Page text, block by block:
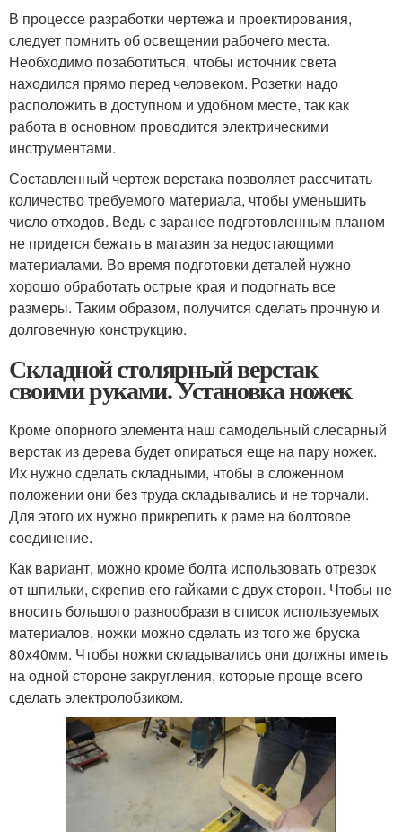
В процессе разработки чертежа и проектирования,
следует помнить об освещении рабочего места.
Необходимо позаботиться, чтобы источник света
находился прямо перед человеком. Розетки надо
расположить в доступном и удобном месте, так как
работа в основном проводится электрическими
инструментами.
Составленный чертеж верстака позволяет рассчитать
количество требуемого материала, чтобы уменьшить
число отходов. Ведь с заранее подготовленным планом
не придется бежать в магазин за недостающими
материалами. Во время подготовки деталей нужно
хорошо обработать острые края и подогнать все
размеры. Таким образом, получится сделать прочную и
долговечную конструкцию.
Складной столярный верстак
своими руками. Установка ножек
Кроме опорного элемента наш самодельный слесарный
верстак из дерева будет опираться еще на пару ножек.
Их нужно сделать складными, чтобы в сложенном
положении они без труда складывались и не торчали.
Для этого их нужно прикрепить к раме на болтовое
соединение.
Как вариант, можно кроме болта использовать отрезок
от шпильки, скрепив его гайками с двух сторон. Чтобы не
вносить большого разнообрази в список используемых
материалов, ножки можно сделать из того же бруска
80х40мм. Чтобы ножки складывались они должны иметь
на одной стороне закругления, которые проще всего
сделать электролобзиком.